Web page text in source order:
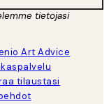
tietojasi
Art Advice
tilaustasi